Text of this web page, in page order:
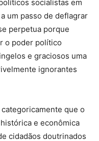
socialistas em
um passo de deflagrar
perpetua porque
o poder político
e graciosos uma
ignorantes
que o
e econômica
cidadãos doutrinados